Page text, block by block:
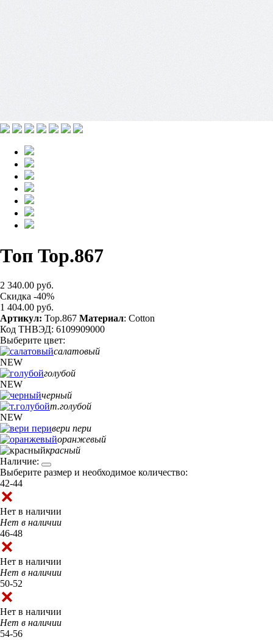
Топ Top.867
2 340.00 руб.
Скидка -40%
1 404.00 руб.
Артикул: Top.867 Материал: Cotton
Код ТНВЭД: 6109909000
Выберите цвет:
салатовый
NEW
голубой
NEW
черный
т.голубой
NEW
вери пери
оранжевый
красный
Наличие:
Выберите размер и необходимое количество:
42-44
Нет в наличии
Нет в наличии
46-48
Нет в наличии
Нет в наличии
50-52
Нет в наличии
Нет в наличии
54-56